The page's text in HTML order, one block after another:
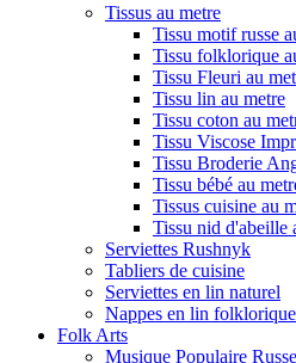
Tissus au metre
Tissu motif russe
Tissu folklorique
Tissu Fleuri au
Tissu lin au metre
Tissu coton au
Tissu Viscose
Tissu Broderie
Tissu bébé au
Tissus cuisine au
Tissu nid d'abeille
Serviettes Rushnyk
Tabliers de cuisine
Serviettes en lin naturel
Nappes en lin
Folk Arts
Musique Populaire Russe